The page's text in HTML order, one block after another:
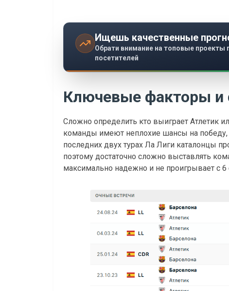
Ищешь качественные
Обрати внимание на топовые проекты
посетителей
Ключевые факторы и
Сложно определить кто выиграет Атлетик
команды имеют неплохие шансы на победу,
последних двух турах Ла Лиги каталонцы
поэтому достаточно сложно выставлять
максимально надежно и не проигрывает с 6